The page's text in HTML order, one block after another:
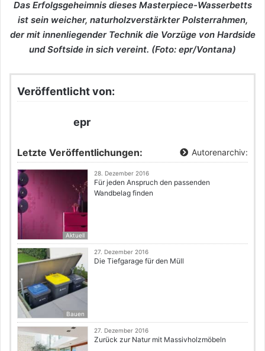
Das Erfolgsgeheimnis dieses Masterpiece-Wasserbetts
ist sein weicher, naturholzverstärkter Polsterrahmen,
der mit innenliegender Technik die Vorzüge von Hardside
und Softside in sich vereint. (Foto: epr/Vontana)
Veröffentlicht von:
epr
Letzte Veröffentlichungen: Autorenarchiv:
Aktuell
28. Dezember 2016
Für jeden Anspruch den passenden
Wandbelag finden
Bauen
27. Dezember 2016
Die Tiefgarage für den Müll
27. Dezember 2016
Zurück zur Natur mit Massivholzmöbeln